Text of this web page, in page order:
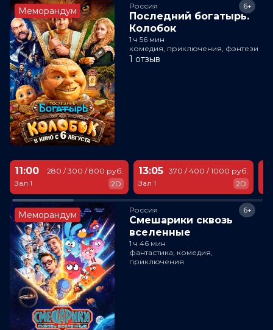
Меморандум Россия
Последний богатырь.
Колобок
6+
1 ч 56 мин
комедия, приключения, фэнтези
1 отзыв
11:00
Зал 1
280 / 300 / 800 руб.
2D
13:05
Зал 1
370 / 400 / 1000 руб.
2D
Меморандум Россия
Смешарики сквозь
вселенные
6+
1 ч 46 мин
фантастика, комедия,
приключения